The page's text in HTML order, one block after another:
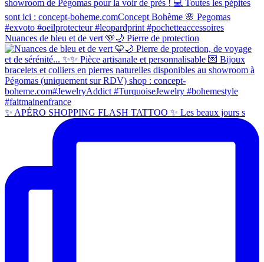
Nuances de bleu et de vert 🩵🌙 Pierre de protection
✨ APÉRO SHOPPING FLASH TATTOO ✨ Les beaux jours s